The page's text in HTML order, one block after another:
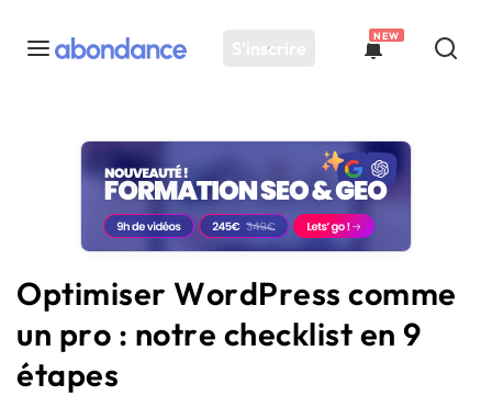
S'inscrire
NEW
Toutes les actus
Actus SEO
Plateforme
Solutions
Ressources
Audit SEO
Optimiser WordPress comme
un pro : notre checklist en 9
étapes